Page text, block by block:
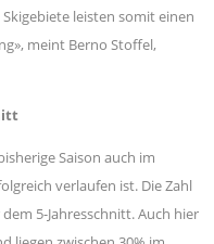
leisten somit einen
meint Berno Stoffel,
Saison auch im
verlaufen ist. Die Zahl
5-Jahresschnitt. Auch hier